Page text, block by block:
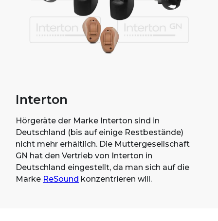
Interton
Hörgeräte der Marke Interton sind in
Deutschland (bis auf einige Restbestände)
nicht mehr erhältlich. Die Muttergesellschaft
GN hat den Vertrieb von Interton in
Deutschland eingestellt, da man sich auf die
Marke ReSound konzentrieren will.